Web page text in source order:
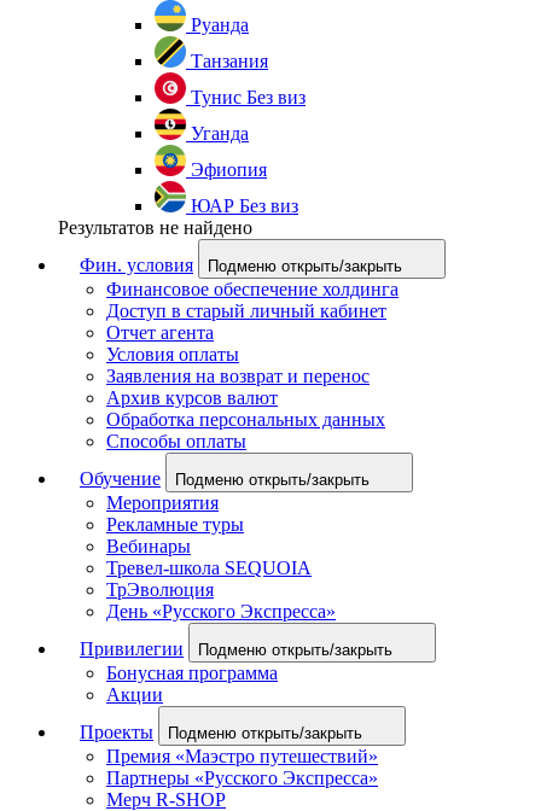
Руанда
Танзания
Тунис Без виз
Уганда
Эфиопия
ЮАР Без виз
Результатов не найдено
Фин. условия
Подменю открыть/закрыть
Финансовое обеспечение холдинга
Доступ в старый личный кабинет
Отчет агента
Условия оплаты
Заявления на возврат и перенос
Архив курсов валют
Обработка персональных данных
Способы оплаты
Обучение
Подменю открыть/закрыть
Мероприятия
Рекламные туры
Вебинары
Тревел-школа SEQUOIA
ТрЭволюция
День «Русского Экспресса»
Привилегии
Подменю открыть/закрыть
Бонусная программа
Акции
Проекты
Подменю открыть/закрыть
Премия «Маэстро путешествий»
Партнеры «Русского Экспресса»
Мерч R-SHOP